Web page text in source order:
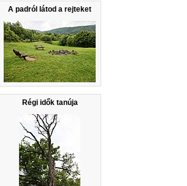
A padról látod a rejteket
Régi idők tanúja